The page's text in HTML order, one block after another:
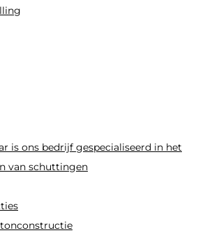
is ons bedrijf gespecialiseerd in het
van schuttingen